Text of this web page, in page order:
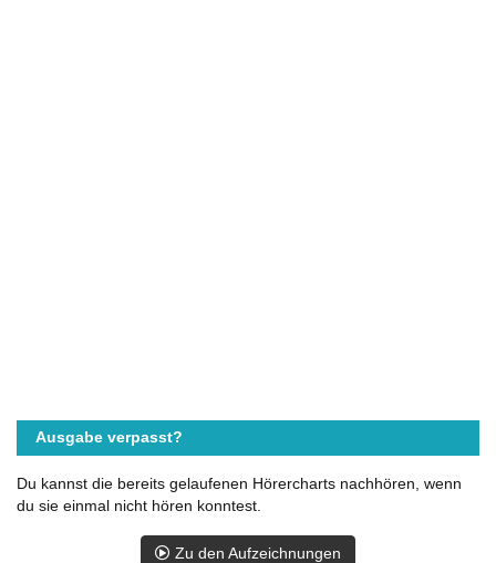
Ausgabe verpasst?
Du kannst die bereits gelaufenen Hörercharts nachhören, wenn
du sie einmal nicht hören konntest.
Zu den Aufzeichnungen